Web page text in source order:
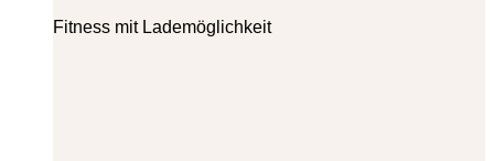
Fitness mit Lademöglichkeit